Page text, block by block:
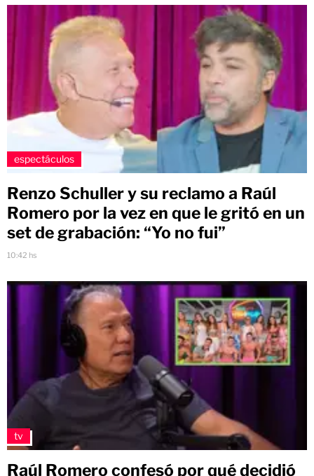
espectáculos
Renzo Schuller y su reclamo a Raúl
Romero por la vez en que le gritó en un
set de grabación: “Yo no fui”
10:42 hs
tv
Raúl Romero confesó por qué decidió